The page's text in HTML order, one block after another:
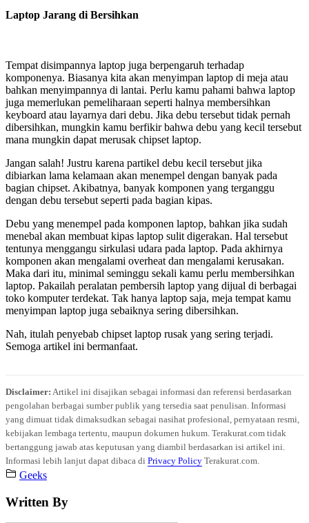
Laptop Jarang di Bersihkan
Tempat disimpannya laptop juga berpengaruh terhadap
komponenya. Biasanya kita akan menyimpan laptop di meja atau
bahkan menyimpannya di lantai. Perlu kamu pahami bahwa laptop
juga memerlukan pemeliharaan seperti halnya membersihkan
keyboard atau layarnya dari debu. Jika debu tersebut tidak pernah
dibersihkan, mungkin kamu berfikir bahwa debu yang kecil tersebut
mana mungkin dapat merusak chipset laptop.
Jangan salah! Justru karena partikel debu kecil tersebut jika
dibiarkan lama kelamaan akan menempel dengan banyak pada
bagian chipset. Akibatnya, banyak komponen yang terganggu
dengan debu tersebut seperti pada bagian kipas.
Debu yang menempel pada komponen laptop, bahkan jika sudah
menebal akan membuat kipas laptop sulit digerakan. Hal tersebut
tentunya menggangu sirkulasi udara pada laptop. Pada akhirnya
komponen akan mengalami overheat dan mengalami kerusakan.
Maka dari itu, minimal seminggu sekali kamu perlu membersihkan
laptop. Pakailah peralatan pembersih laptop yang dijual di berbagai
toko komputer terdekat. Tak hanya laptop saja, meja tempat kamu
menyimpan laptop juga sebaiknya sering dibersihkan.
Nah, itulah penyebab chipset laptop rusak yang sering terjadi.
Semoga artikel ini bermanfaat.
Disclaimer: Artikel ini disajikan sebagai informasi dan referensi berdasarkan
pengolahan berbagai sumber publik yang tersedia saat penulisan. Informasi
yang dimuat tidak dimaksudkan sebagai nasihat profesional, pernyataan resmi,
kebijakan lembaga tertentu, maupun dokumen hukum. Terakurat.com tidak
bertanggung jawab atas keputusan yang diambil berdasarkan isi artikel ini.
Informasi lebih lanjut dapat dibaca di Privacy Policy Terakurat.com.
Geeks
Written By